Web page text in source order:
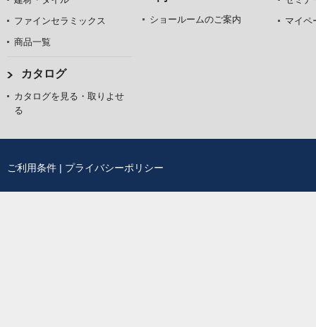
ファインセラミックス
商品一覧
カタログ
カタログを見る・取りよせ
る
ショールームのご案内
マイペ
ご利用条件 | プライバシーポリシー